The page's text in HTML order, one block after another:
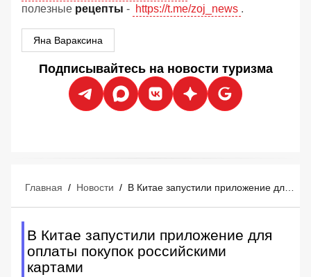
полезные рецепты - https://t.me/zoj_news .
Яна Вараксина
Подписывайтесь на новости туризма
Главная / Новости /
В Китае запустили приложение для
оплаты покупок российскими
картами